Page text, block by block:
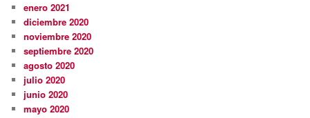
enero 2021
diciembre 2020
noviembre 2020
septiembre 2020
agosto 2020
julio 2020
junio 2020
mayo 2020